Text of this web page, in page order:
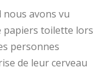
nous avons vu
papiers toilette lors
personnes
de leur cerveau